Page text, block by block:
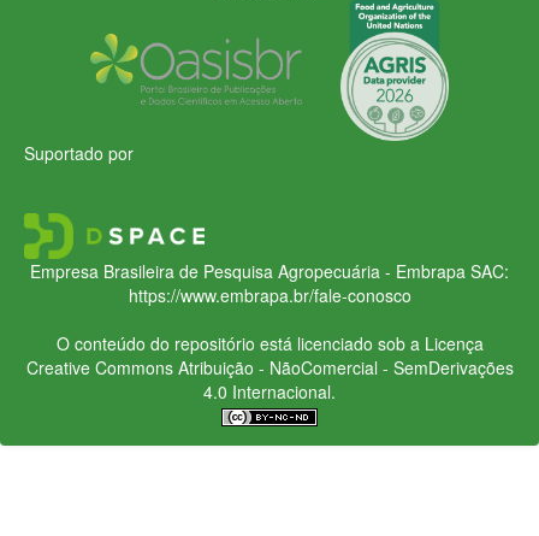
Suportado por
Empresa Brasileira de Pesquisa Agropecuária - Embrapa SAC:
https://www.embrapa.br/fale-conosco
O conteúdo do repositório está licenciado sob a Licença
Creative CommonsAtribuição - NãoComercial - SemDerivações
4.0 Internacional.